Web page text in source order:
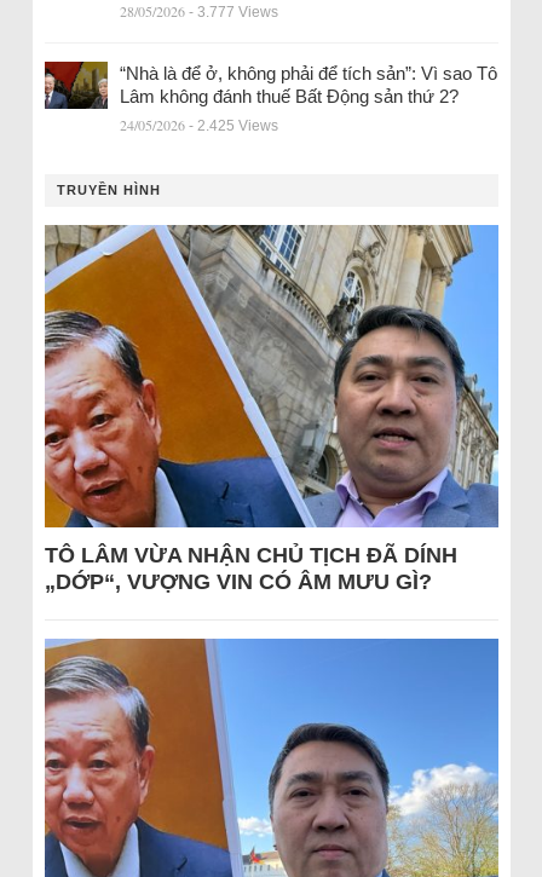
28/05/2026 - 3.777 Views
“Nhà là để ở, không phải để tích sản”: Vì sao Tô
Lâm không đánh thuế Bất Động sản thứ 2?
24/05/2026 - 2.425 Views
TRUYỀN HÌNH
TÔ LÂM VỪA NHẬN CHỦ TỊCH ĐÃ DÍNH
„DỚP“, VƯỢNG VIN CÓ ÂM MƯU GÌ?